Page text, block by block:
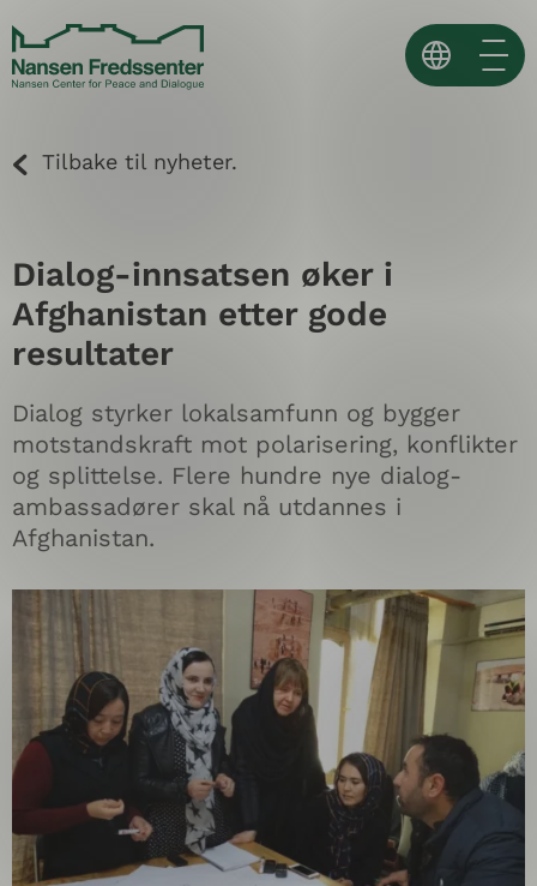
to
content
Tilbake til nyheter.
Dialog-innsatsen øker i
Afghanistan etter gode
resultater
Dialog styrker lokalsamfunn og bygger
motstandskraft mot polarisering, konflikter
og splittelse. Flere hundre nye dialog-
ambassadører skal nå utdannes i
Afghanistan.